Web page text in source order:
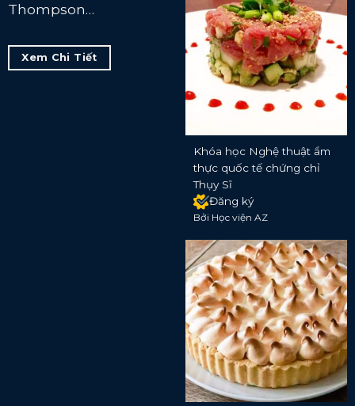
Thompson…
Xem Chi Tiết
Khóa học Nghệ thuật ẩm
thực quốc tế chứng chỉ
Thụy Sĩ
Đăng ký
Bởi Học viện AZ